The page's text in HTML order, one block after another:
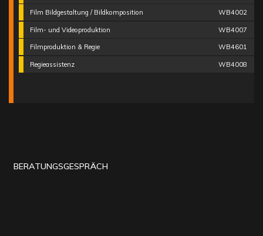
Film Bildgestaltung / Bildkomposition WB4002
Film- und Videoproduktion WB4007
Filmproduktion & Regie WB4601
Regieassistenz WB4008
BERATUNGSGESPRÄCH